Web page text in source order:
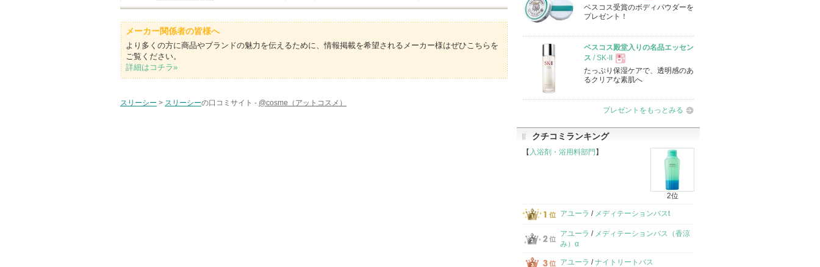
メーカー関係者の皆様へ
より多くの方に商品やブランドの魅力を伝えるために、情報掲載を希望されるメーカー様はぜひこちらを
ご覧ください。
詳細はコチラ»
スリーシー > スリーシーの口コミサイト - @cosme（アットコスメ）
現
品
ベスコス受賞のボディパウダーを
プレゼント！
ベスコス殿堂入りの名品エッセン
ス / SK-II
現
品
たっぷり保湿ケアで、透明感のあ
るクリアな素肌へ
プレゼントをもっとみる
クチコミランキング
【 入浴剤・浴用料部門 】
2位
アユーラ / メディテーションバスt
アユーラ / メディテーションバス（香涼
み）α
アユーラ /ナイトリートバス